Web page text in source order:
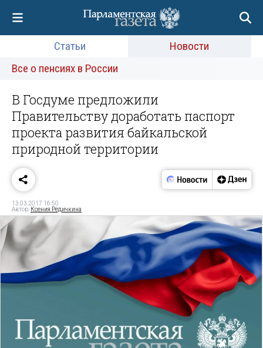
Статьи
Новости
Все о пенсиях в России
В Госдуме предложили
Правительству доработать паспорт
проекта развития байкальской
природной территории
13.03.2017 16:50
Автор: Ксения Редичкина